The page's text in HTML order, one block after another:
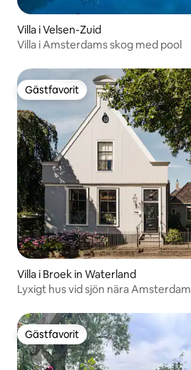
Villa i Velsen-Zuid
Villa i Amsterdams skog med pool
Gästfavorit
Gästfavorit
Villa i Broek in Waterland
Lyxigt hus vid sjön nära Amsterdam
Gästfavorit
Gästfavorit